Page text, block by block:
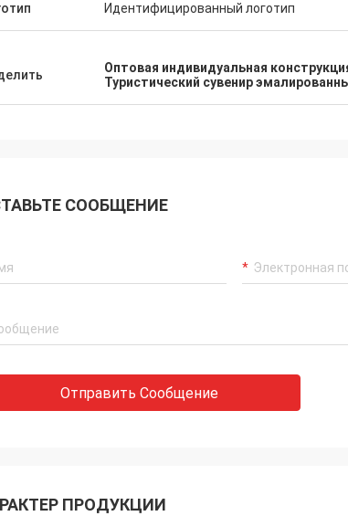
Идентифицированный логотип
Оптовая индивидуальная
Туристический сувенир
СООБЩЕНИЕ
Отправить Сообщение
ПРОДУКЦИИ